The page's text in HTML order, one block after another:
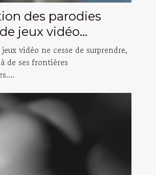
des parodies
jeux vidéo
jeux vidéo ne cesse de surprendre,
de ses frontières